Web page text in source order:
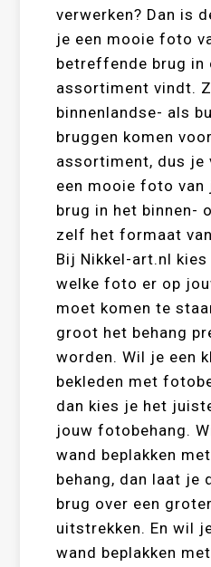
verwerken? Dan is
je een mooie foto
betreffende brug in
assortiment vindt.
binnenlandse- als
bruggen komen
assortiment, dus
een mooie foto
brug in het binnen-
zelf het formaat
Bij Nikkel-art.nl
welke foto er op
moet komen te
groot het behang
worden. Wil je een
bekleden met
dan kies je het
jouw fotobehang.
wand beplakken
behang, dan laat je
brug over een
uitstrekken. En wil
wand beplakken